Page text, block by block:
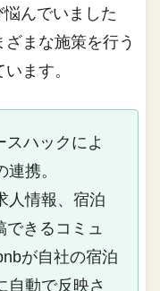
んでいました
まな施策を行う
ます。
スハックによ
携。
人情報、宿泊
きるコミュ
が自社の宿泊
自動で反映さ